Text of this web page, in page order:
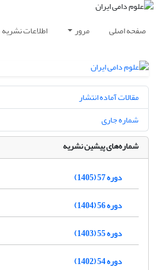
صفحه اصلی مرور اطلاعات نشریه
مقالات آماده انتشار
شماره جاری
شماره‌های پیشین نشریه
دوره 57 (1405)
دوره 56 (1404)
دوره 55 (1403)
دوره 54 (1402)